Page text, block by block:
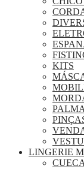
KITS
LINGERIE